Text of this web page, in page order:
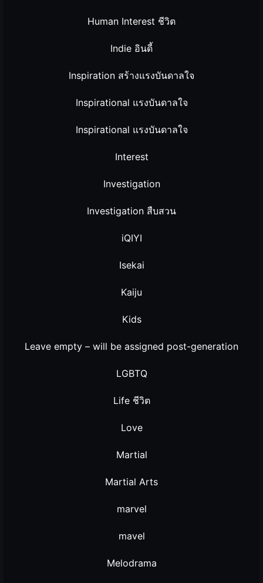
Human Interest ชีวิต
Indie อินดี้
Inspiration สร้างแรงบันดาลใจ
Inspirational แรงบันดาลใจ
Inspirational แรงบันดาลใจ
Interest
Investigation
Investigation สืบสวน
iQIYI
Isekai
Kaiju
Kids
Leave empty – will be assigned post-generation
LGBTQ
Life ชีวิต
Love
Martial
Martial Arts
marvel
mavel
Melodrama